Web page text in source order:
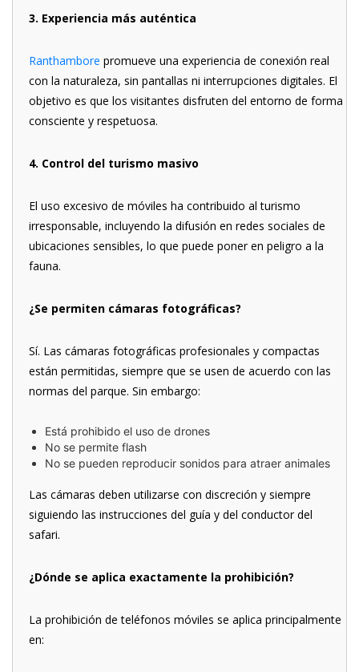
3. Experiencia más auténtica
Ranthambore promueve una experiencia de conexión real
con la naturaleza, sin pantallas ni interrupciones digitales. El
objetivo es que los visitantes disfruten del entorno de forma
consciente y respetuosa.
4. Control del turismo masivo
El uso excesivo de móviles ha contribuido al turismo
irresponsable, incluyendo la difusión en redes sociales de
ubicaciones sensibles, lo que puede poner en peligro a la
fauna.
¿Se permiten cámaras fotográficas?
Sí. Las cámaras fotográficas profesionales y compactas
están permitidas, siempre que se usen de acuerdo con las
normas del parque. Sin embargo:
Está prohibido el uso de drones
No se permite flash
No se pueden reproducir sonidos para atraer animales
Las cámaras deben utilizarse con discreción y siempre
siguiendo las instrucciones del guía y del conductor del
safari.
¿Dónde se aplica exactamente la prohibición?
La prohibición de teléfonos móviles se aplica principalmente
en: